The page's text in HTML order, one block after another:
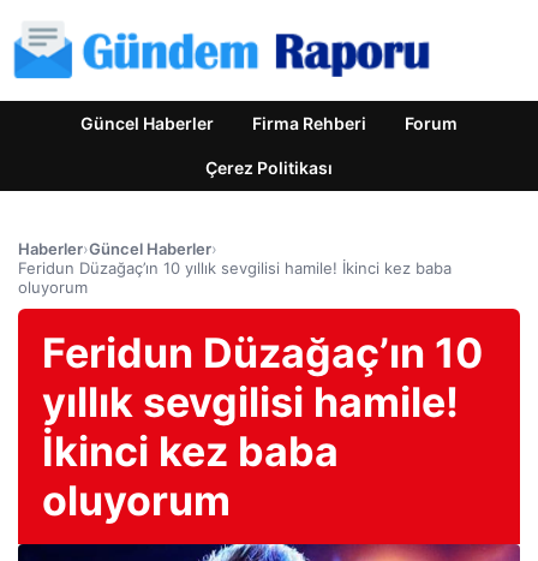
Güncel Haberler Firma Rehberi Forum
Çerez Politikası
Haberler›Güncel Haberler›
Feridun Düzağaç’ın 10 yıllık sevgilisi hamile! İkinci kez baba
oluyorum
Feridun Düzağaç’ın 10
yıllık sevgilisi hamile!
İkinci kez baba
oluyorum